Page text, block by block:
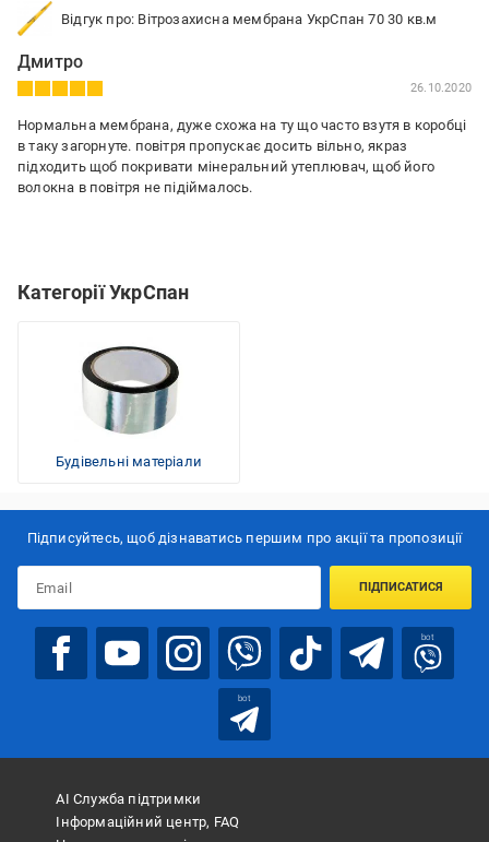
Відгук про: Вітрозахисна мембрана УкрСпан 70 30 кв.м
Дмитро
26.10.2020
Нормальна мембрана, дуже схожа на ту що часто взутя в коробці
в таку загорнуте. повітря пропускає досить вільно, якраз
підходить щоб покривати мінеральний утеплювач, щоб його
волокна в повітря не підіймалось.
Категорії УкрСпан
Будівельні матеріали
Підписуйтесь, щоб дізнаватись першим про акції та пропозиції
ПІДПИСАТИСЯ
bot
bot
АІ Служба підтримки
Інформаційний центр, FAQ